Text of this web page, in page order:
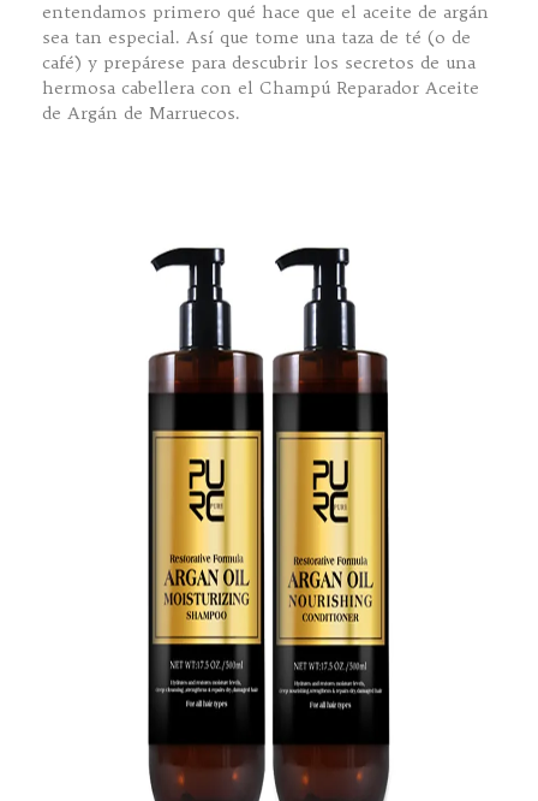
entendamos primero qué hace que el aceite de argán
sea tan especial. Así que tome una taza de té (o de
café) y prepárese para descubrir los secretos de una
hermosa cabellera con el Champú Reparador Aceite
de Argán de Marruecos.